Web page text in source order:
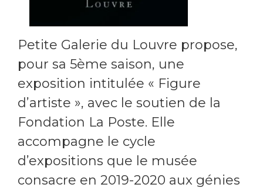
Petite Galerie du Louvre propose,
pour sa 5ème saison, une
exposition intitulée « Figure
d’artiste », avec le soutien de la
Fondation La Poste. Elle
accompagne le cycle
d’expositions que le musée
consacre en 2019-2020 aux génies